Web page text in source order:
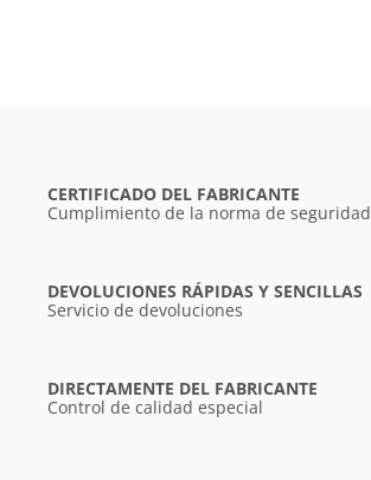
CERTIFICADO DEL FABRICANTE
Cumplimiento de la norma de seguridad
DEVOLUCIONES RÁPIDAS Y SENCILLAS
Servicio de devoluciones
DIRECTAMENTE DEL FABRICANTE
Control de calidad especial